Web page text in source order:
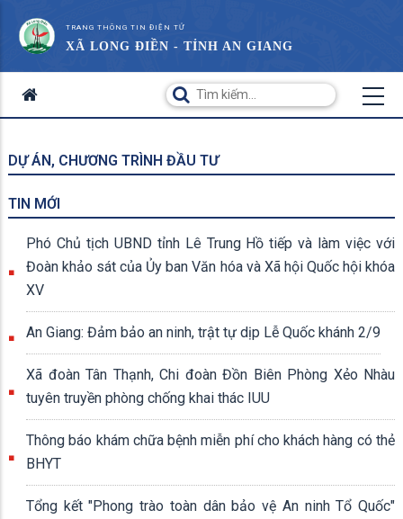
TRANG THÔNG TIN ĐIỆN TỬ
XÃ LONG ĐIỀN - TỈNH AN GIANG
DỰ ÁN, CHƯƠNG TRÌNH ĐẦU TƯ
TIN MỚI
Phó Chủ tịch UBND tỉnh Lê Trung Hồ tiếp và làm việc với
Đoàn khảo sát của Ủy ban Văn hóa và Xã hội Quốc hội khóa
XV
An Giang: Đảm bảo an ninh, trật tự dịp Lễ Quốc khánh 2/9
Xã đoàn Tân Thạnh, Chi đoàn Đồn Biên Phòng Xẻo Nhàu
tuyên truyền phòng chống khai thác IUU
Thông báo khám chữa bệnh miễn phí cho khách hàng có thẻ
BHYT
Tổng kết "Phong trào toàn dân bảo vệ An ninh Tổ Quốc"